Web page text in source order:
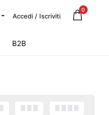
Accedi / Iscriviti
0
B2B